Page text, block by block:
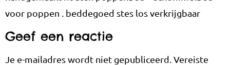
voor poppen . beddegoed stes los verkrijgbaar
Geef een reactie
Je e-mailadres wordt niet gepubliceerd. Vereiste